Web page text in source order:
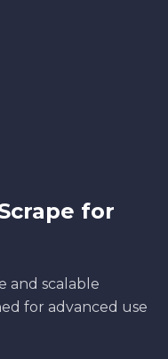
for
and scalable
for advanced use